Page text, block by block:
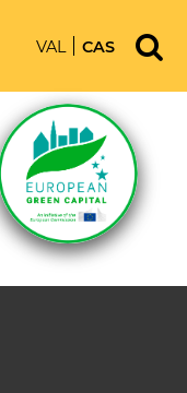
VAL CAS